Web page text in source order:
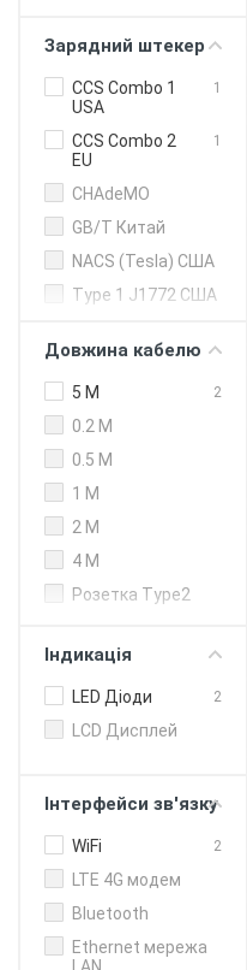
Electric
EU Webasto
UA EVnoon
24 кВт (DC)
30 кВт (DC)
50 кВт (DC)
80 кВт (DC)
120 кВт
150 кВт (DC)
160 кВт
240 кВт (DC)
250 кВт (DC)
300 кВт
Зарядний штекер
CCS Combo 1
USA
1
CCS Combo 2
EU
1
CHAdeMO
GB/T Китай
NACS (Tesla) США
Type 1 J1772 США
Довжина кабелю
5 M 2
0.2 M
0.5 M
1 M
2 M
4 M
Розетка Type2
Індикація
LED Діоди 2
LCD Дисплей
Інтерфейси зв'язку
WiFi 2
LTE 4G модем
Bluetooth
Ethernet мережа